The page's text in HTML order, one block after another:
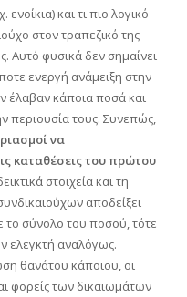
και τι πιο λογικό
στον τραπεζικό της
Αυτό φυσικά δεν σημαίνει
ενεργή ανάμειξη στην
έλαβαν κάποια ποσά και
περιουσία τους. Συνεπώς,
να
καταθέσεις του πρώτου
στοιχεία και τη
αποδείξει
σύνολο του ποσού, τότε
ελεγκτή αναλόγως.
θανάτου κάποιου, οι
φορείς των δικαιωμάτων